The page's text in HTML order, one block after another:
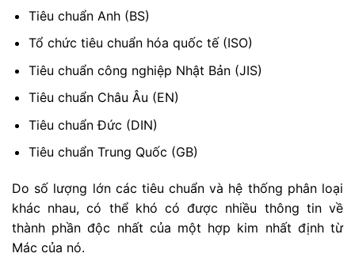
Tiêu chuẩn Anh (BS)
Tổ chức tiêu chuẩn hóa quốc tế (ISO)
Tiêu chuẩn công nghiệp Nhật Bản (JIS)
Tiêu chuẩn Châu Âu (EN)
Tiêu chuẩn Đức (DIN)
Tiêu chuẩn Trung Quốc (GB)
Do số lượng lớn các tiêu chuẩn và hệ thống phân loại
khác nhau, có thể khó có được nhiều thông tin về
thành phần độc nhất của một hợp kim nhất định từ
Mác của nó.